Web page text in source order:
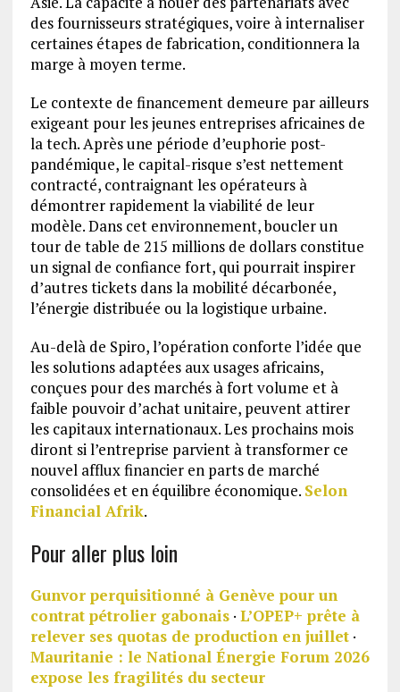
des fournisseurs stratégiques, voire à internaliser
certaines étapes de fabrication, conditionnera la
marge à moyen terme.
Le contexte de financement demeure par ailleurs
exigeant pour les jeunes entreprises africaines de
la tech. Après une période d’euphorie post-
pandémique, le capital-risque s’est nettement
contracté, contraignant les opérateurs à
démontrer rapidement la viabilité de leur
modèle. Dans cet environnement, boucler un
tour de table de 215 millions de dollars constitue
un signal de confiance fort, qui pourrait inspirer
d’autres tickets dans la mobilité décarbonée,
l’énergie distribuée ou la logistique urbaine.
Au-delà de Spiro, l’opération conforte l’idée que
les solutions adaptées aux usages africains,
conçues pour des marchés à fort volume et à
faible pouvoir d’achat unitaire, peuvent attirer
les capitaux internationaux. Les prochains mois
diront si l’entreprise parvient à transformer ce
nouvel afflux financier en parts de marché
consolidées et en équilibre économique. Selon
Financial Afrik.
Pour aller plus loin
Gunvor perquisitionné à Genève pour un
contrat pétrolier gabonais· L’OPEP+ prête à
relever ses quotas de production en juillet·
Mauritanie : le National Énergie Forum 2026
expose les fragilités du secteur